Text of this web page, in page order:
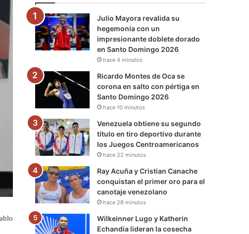
o
k
r
e
r
a
m
a
m
Julio Mayora revalida su
hegemonía con un
impresionante doblete dorado
en Santo Domingo 2026
hace 4 minutos
Ricardo Montes de Oca se
corona en salto con pértiga en
Santo Domingo 2026
hace 10 minutos
Venezuela obtiene su segundo
título en tiro deportivo durante
los Juegos Centroamericanos
hace 22 minutos
Ray Acuña y Cristian Canache
conquistan el primer oro para el
canotaje venezolano
hace 28 minutos
Wilkeinner Lugo y Katherin
Echandia lideran la cosecha